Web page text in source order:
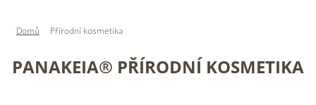
Domů Přírodní kosmetika
PANAKEIA® PŘÍRODNÍ KOSMETIKA